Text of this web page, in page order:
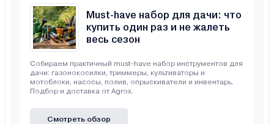
Must-have набор для дачи: что
купить один раз и не жалеть
весь сезон
Собираем практичный must-have набор инструментов для
дачи: газонокосилки, триммеры, культиваторы и
мотоблоки, насосы, полив, опрыскиватели и инвентарь.
Подбор и доставка от Agrox.
Смотреть обзор